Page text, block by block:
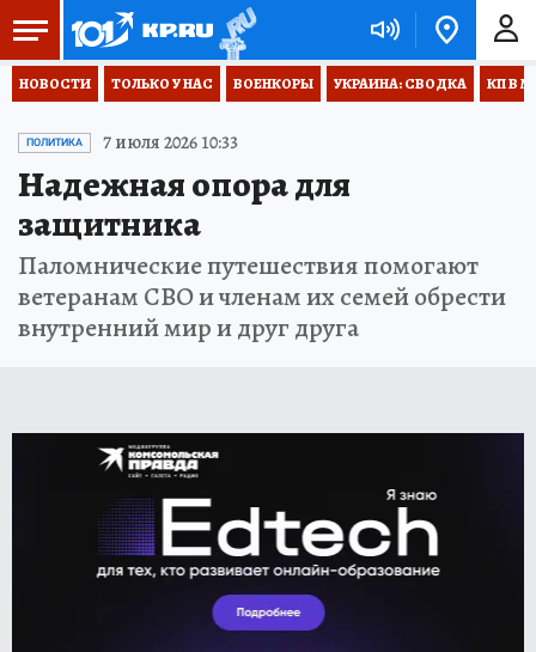
НОВОСТИ ТОЛЬКО У НАС ВОЕНКОРЫ УКРАИНА: СВОДКА КП В
ПОЛИТИКА 7 июля 2026 10:33
Надежная опора для
защитника
Паломнические путешествия помогают
ветеранам СВО и членам их семей обрести
внутренний мир и друг друга